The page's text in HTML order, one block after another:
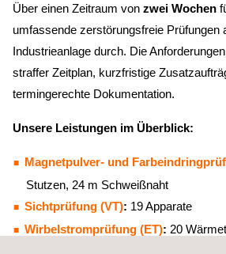
Über einen Zeitraum von zwei Wochen
umfassende zerstörungsfreie Prüfungen
Industrieanlage durch. Die
straffer Zeitplan, kurzfristige
termingerechte Dokumentation.
Unsere Leistungen im Überblick:
Magnetpulver- und
Stutzen, 24 m Schweißnaht
Sichtprüfung (VT): 19 Apparate
Wirbelstromprüfung (ET): 20